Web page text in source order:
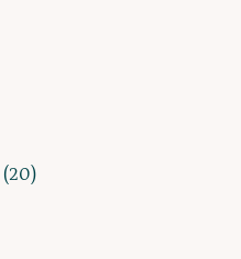
(20)